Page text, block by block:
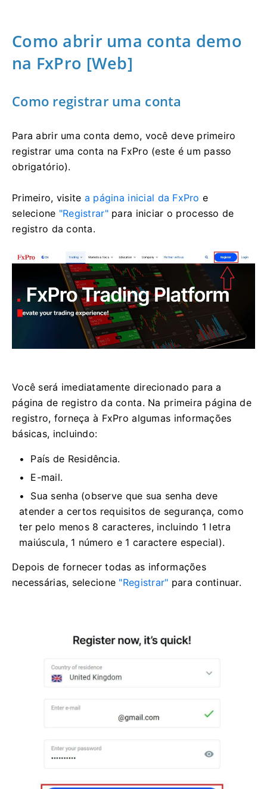
Como abrir uma conta demo
na FxPro [Web]
Como registrar uma conta
Para abrir uma conta demo, você deve primeiro
registrar uma conta na FxPro (este é um passo
obrigatório).
Primeiro, visite a página inicial da FxPro e
selecione "Registrar"para iniciar o processo de
registro da conta.
Você será imediatamente direcionado para a
página de registro da conta. Na primeira página de
registro, forneça à FxPro algumas informações
básicas, incluindo:
País de Residência.
E-mail.
Sua senha (observe que sua senha deve
atender a certos requisitos de segurança, como
ter pelo menos 8 caracteres, incluindo 1 letra
maiúscula, 1 número e 1 caractere especial).
Depois de fornecer todas as informações
necessárias, selecione "Registrar" para continuar.